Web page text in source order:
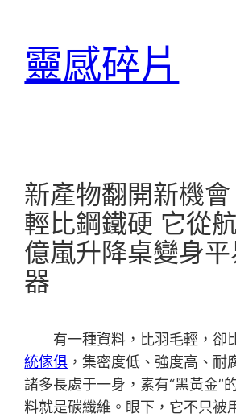
靈感碎片
新產物翻開新機
輕比鋼鐵硬 它從
億嵐升降桌變身
器
有一種資料，比羽毛輕，卻
統傢俱 ，集密度低、強度高、耐
諸多長處于一身，素有“黑黃金”
料就是碳纖維。眼下，它不只被